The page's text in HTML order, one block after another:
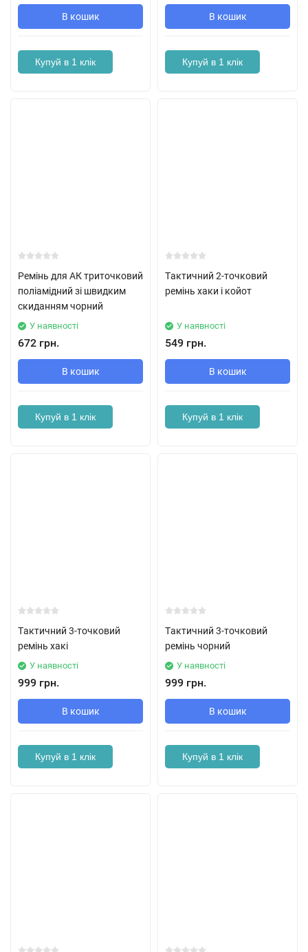
В кошик
Купуй в 1 клік
В кошик
Купуй в 1 клік
Ремінь для АК триточковий
поліамідний зі швидким
скиданням чорний
У наявності
672 грн.
В кошик
Купуй в 1 клік
Тaктичний 2-точковий
ремінь хаки і койот
У наявності
549 грн.
В кошик
Купуй в 1 клік
Тaктичний 3-тoчковий
рeмінь хакі
У наявності
999 грн.
В кошик
Купуй в 1 клік
Тaктичний 3-тoчковий
ремінь чорний
У наявності
999 грн.
В кошик
Купуй в 1 клік